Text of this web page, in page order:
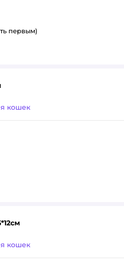
первым)
кошек
кошек